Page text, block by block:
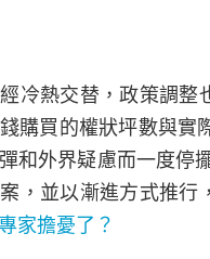
冷熱交替，政策調
購買的權狀坪數與實
和外界疑慮而一度停
，並以漸進方式推行
家擔憂了？